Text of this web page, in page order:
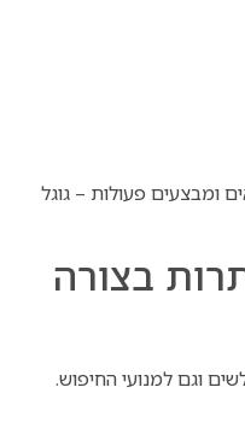
ומבצעים פעולות – גוגל
בצורה
וגם למנועי החיפוש.